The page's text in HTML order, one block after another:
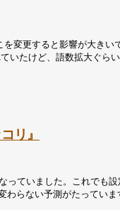
変更すると影響が大き
いたけど、語数拡大ぐら
リ』
ていました。これでも
らない予測がたっていま